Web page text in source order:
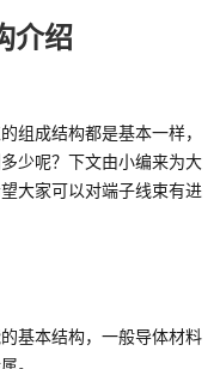
介绍
组成结构都是基本一样，
少呢？下文由小编来为大
大家可以对端子线束有进
基本结构，一般导体材料